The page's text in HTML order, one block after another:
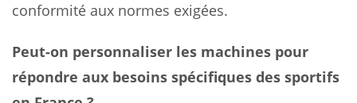
conformité aux normes exigées.
Peut-on personnaliser les machines pour
répondre aux besoins spécifiques des sportifs